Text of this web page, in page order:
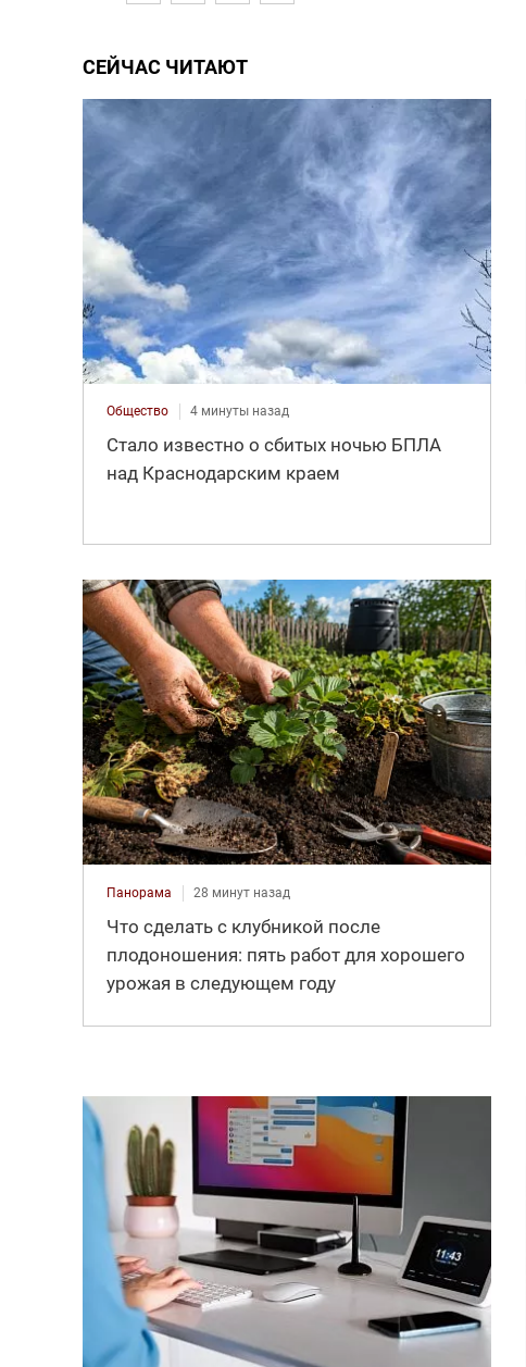
СЕЙЧАС ЧИТАЮТ
Общество 4 минуты назад
Стало известно о сбитых ночью БПЛА
над Краснодарским краем
Панорама 28 минут назад
Что сделать с клубникой после
плодоношения: пять работ для хорошего
урожая в следующем году